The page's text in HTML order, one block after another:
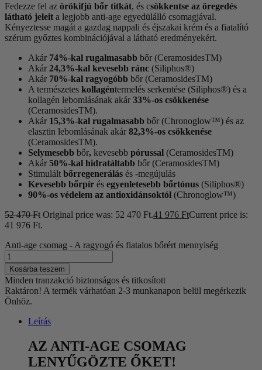
Fedezze fel az örökifjú bőr titkát, és csökkentse az öregedés
látható jeleit a legjobb anti-age egyedülálló csomagjával.
Kényeztesse magát a gazdag nappali és éjszakai krém és a fiatalító
szérum győztes kombinációjával a látható eredményekért.
Akár 74%-kal rugalmasabb bőr (CeramosidesTM)
Akár 24,3%-kal kevesebb ránc (Siliphos®)
Akár 70%-kal ragyogóbb bőr (CeramosidesTM)
A természetes kollagéntermelés serkentése (Siliphos®) és a
kollagén lebomlásának akár 33%-os csökkenése
(CeramosidesTM).
Akár 15,3%-kal rugalmasabb bőr (Chronoglow™) és az
elasztin lebomlásának akár 82,3%-os csökkenése
(CeramosidesTM).
Selymesebb bőr, kevesebb pórussal (CeramosidesTM)
Akár 50%-kal hidratáltabb bőr (CeramosidesTM)
Stimulált bőrregenerálás és -megújulás
Kevesebb bőrpír és egyenletesebb bőrtónus (Siliphos®)
90%-os védelem az antioxidánsoktól (Chronoglow™)
52 470Ft Original price was: 52 470 Ft.41 976 FtCurrent price is:
41 976 Ft.
Anti-age csomag - A ragyogó és fiatalos bőrért mennyiség
Kosárba teszem
Minden tranzakció biztonságos és titkosított
Raktáron! A termék várhatóan 2-3 munkanapon belül megérkezik
Önhöz.
Leírás
AZ ANTI-AGE CSOMAG
LENYŰGÖZTE ŐKET!